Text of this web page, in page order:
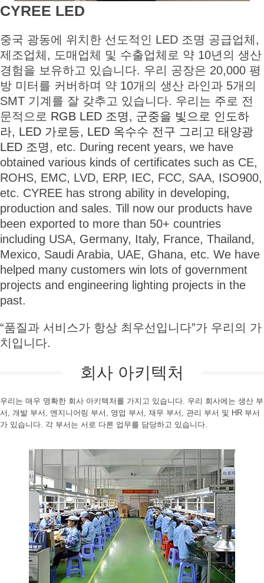
CYREE LED
중국 광동에 위치한 선도적인 LED 조명 공급업체,
제조업체, 도매업체 및 수출업체로 약 10년의 생산
경험을 보유하고 있습니다. 우리 공장은 20,000 평
방 미터를 커버하며 약 10개의 생산 라인과 5개의
SMT 기계를 잘 갖추고 있습니다. 우리는 주로 전
문적으로 RGB LED 조명, 군중을 빛으로 인도하
라, LED 가로등, LED 옥수수 전구 그리고 태양광
LED 조명, etc. During recent years, we have
obtained various kinds of certificates such as CE,
ROHS, EMC, LVD, ERP, IEC, FCC, SAA, ISO900,
etc. CYREE has strong ability in developing,
production and sales. Till now our products have
been exported to more than 50+ countries
including USA, Germany, Italy, France, Thailand,
Mexico, Saudi Arabia, UAE, Ghana, etc. We have
helped many customers win lots of government
projects and engineering lighting projects in the
past.
“품질과 서비스가 항상 최우선입니다”가 우리의 가
치입니다.
회사 아키텍처
우리는 매우 명확한 회사 아키텍처를 가지고 있습니다. 우리 회사에는 생산 부
서, 개발 부서, 엔지니어링 부서, 영업 부서, 재무 부서, 관리 부서 및 HR 부서
가 있습니다. 각 부서는 서로 다른 업무를 담당하고 있습니다.